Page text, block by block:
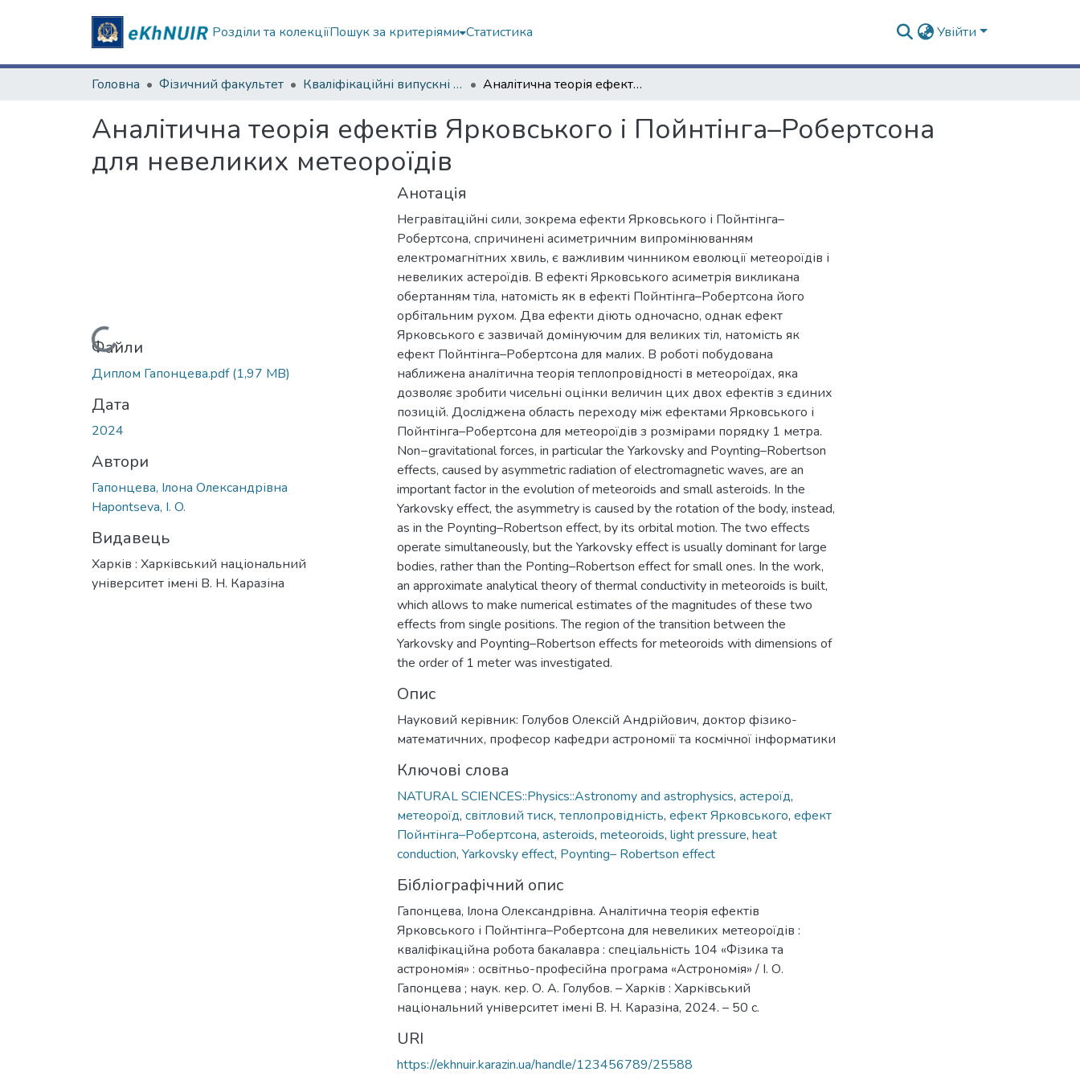
Розділи та колекціїПошук за критеріями Статистика Увійти
Головна Фізичний факультет Кваліфікаційні випускні роботи бакалаврів. Фізичний факультет Аналітична теорія ефектів Ярковського і Пойнтінга–Робертсона для невеликих метеороїдів
Аналітична теорія ефектів Ярковського і Пойнтінга–Робертсона
для невеликих метеороїдів
Вантажиться...
Файли
Диплом Гапонцева.pdf(1,97 MB)
Дата
2024
Автори
Гапонцева, Ілона Олександрівна
Hapontseva, I. O.
Видавець
Харків : Харківський національний
університет імені В. Н. Каразіна
Анотація
Негравітаційні сили, зокрема ефекти Ярковського і Пойнтінга–
Робертсона, спричинені асиметричним випромінюванням
електромагнітних хвиль, є важливим чинником еволюції метеороїдів і
невеликих астероїдів. В ефекті Ярковського асиметрія викликана
обертанням тіла, натомість як в ефекті Пойнтінга–Робертсона його
орбітальним рухом. Два ефекти діють одночасно, однак ефект
Ярковського є зазвичай домінуючим для великих тіл, натомість як
ефект Пойнтінга–Робертсона для малих. В роботі побудована
наближена аналітична теорія теплопровідності в метеороїдах, яка
дозволяє зробити чисельні оцінки величин цих двох ефектів з єдиних
позицій. Досліджена область переходу між ефектами Ярковського і
Пойнтінга–Робертсона для метеороїдів з розмірами порядку 1 метра.
Non−gravitational forces, in particular the Yarkovsky and Poynting–Robertson
effects, caused by asymmetric radiation of electromagnetic waves, are an
important factor in the evolution of meteoroids and small asteroids. In the
Yarkovsky effect, the asymmetry is caused by the rotation of the body, instead,
as in the Poynting–Robertson effect, by its orbital motion. The two effects
operate simultaneously, but the Yarkovsky effect is usually dominant for large
bodies, rather than the Ponting–Robertson effect for small ones. In the work,
an approximate analytical theory of thermal conductivity in meteoroids is built,
which allows to make numerical estimates of the magnitudes of these two
effects from single positions. The region of the transition between the
Yarkovsky and Poynting–Robertson effects for meteoroids with dimensions of
the order of 1 meter was investigated.
Опис
Науковий керiвник: Голубов Олексій Андрійович, доктор фізико-
математичних, професор кафедри астрономії та космічної інформатики
Ключові слова
NATURAL SCIENCES::Physics::Astronomy and astrophysics, астероїд,
метеороїд, світловий тиск, теплопровідність, ефект Ярковського, ефект
Пойнтінга–Робертсона, asteroids, meteoroids, light pressure, heat
conduction, Yarkovsky effect, Poynting– Robertson effect
Бібліографічний опис
Гапонцева, Ілона Олександрівна. Аналітична теорія ефектів
Ярковського і Пойнтінга–Робертсона для невеликих метеороїдів :
кваліфікаційна робота бакалавра : спеціальність 104 «Фізика та
астрономія» : освітньо-професійна програма «Астрономія» / І. О.
Гапонцева ; наук. кер. О. А. Голубов. – Харків : Харківський
національний університет імені В. Н. Каразіна, 2024. – 50 с.
URI
https://ekhnuir.karazin.ua/handle/123456789/25588